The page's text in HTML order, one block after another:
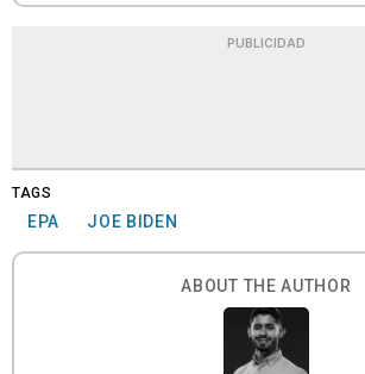
PUBLICIDAD
TAGS
EPA JOE BIDEN
ABOUT THE AUTHOR